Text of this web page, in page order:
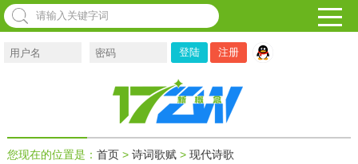
注册
您现在的位置是： 首页> 诗词歌赋> 现代诗歌